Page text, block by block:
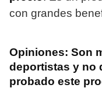
con grandes
Opiniones: Son
deportistas y no
probado este